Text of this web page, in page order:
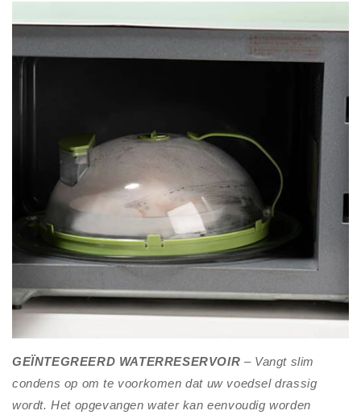
GEÏNTEGREERD WATERRESERVOIR – Vangt slim
condens op om te voorkomen dat uw voedsel drassig
wordt. Het opgevangen water kan eenvoudig worden